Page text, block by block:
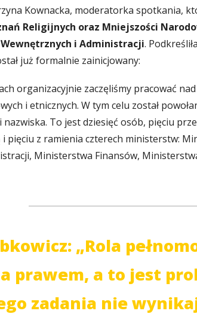
Kownacka, moderatorka spotkania,
Religijnych oraz Mniejszości
i Administracji.
już formalnie zainicjowany:
organizacyjnie zaczęliśmy pracować
i etnicznych. W tym celu został
nazwiska. To jest dziesięć osób, pięciu
pięciu z ramienia czterech ministerstw:
Ministerstwa Finansów,
„Rola
prawem, a to jest
zadania nie